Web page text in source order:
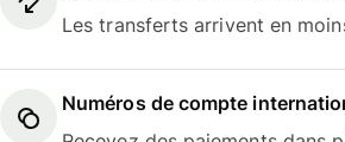
Les transferts arrivent en
Numéros de compte